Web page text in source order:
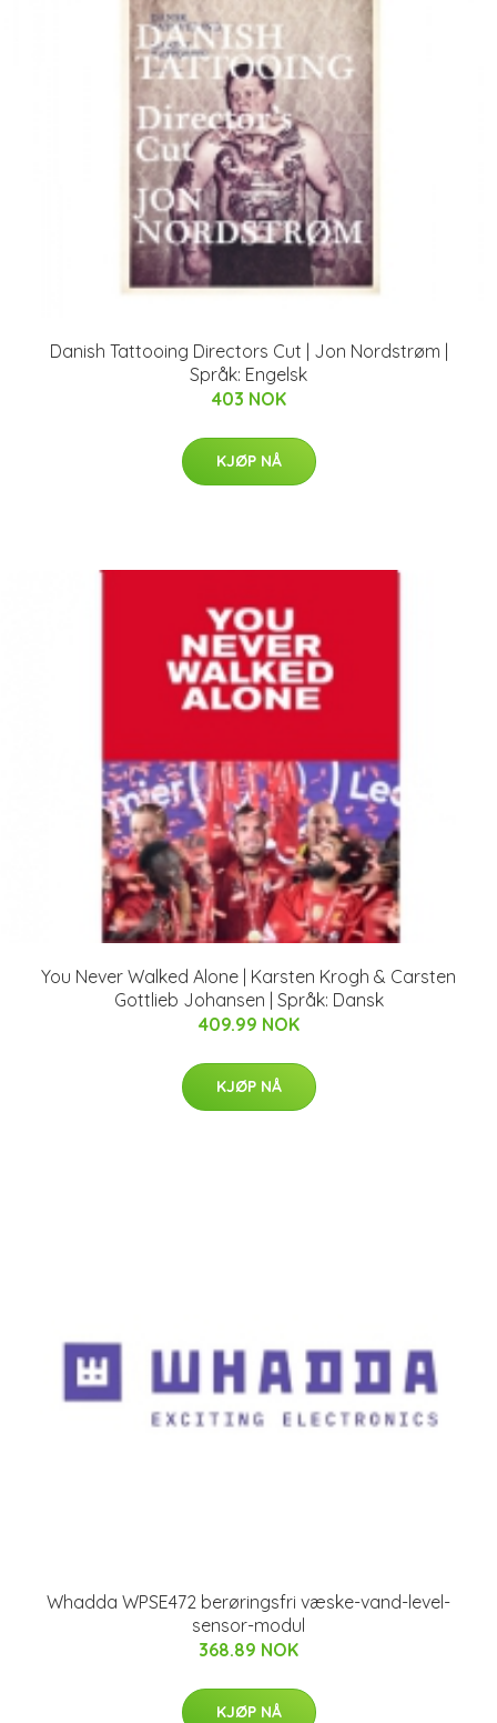
Danish Tattooing Directors Cut | Jon Nordstrøm |
Språk: Engelsk
403 NOK
KJØP NÅ
You Never Walked Alone | Karsten Krogh & Carsten
Gottlieb Johansen | Språk: Dansk
409.99 NOK
KJØP NÅ
Whadda WPSE472 berøringsfri væske-vand-level-
sensor-modul
368.89 NOK
KJØP NÅ